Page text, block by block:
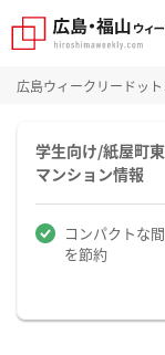
広島ウィークリードッ
学生向け/紙屋町
マンション情報
コンパクトな
を節約